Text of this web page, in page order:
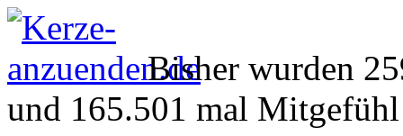
Bisher wurden
und 165.501 mal